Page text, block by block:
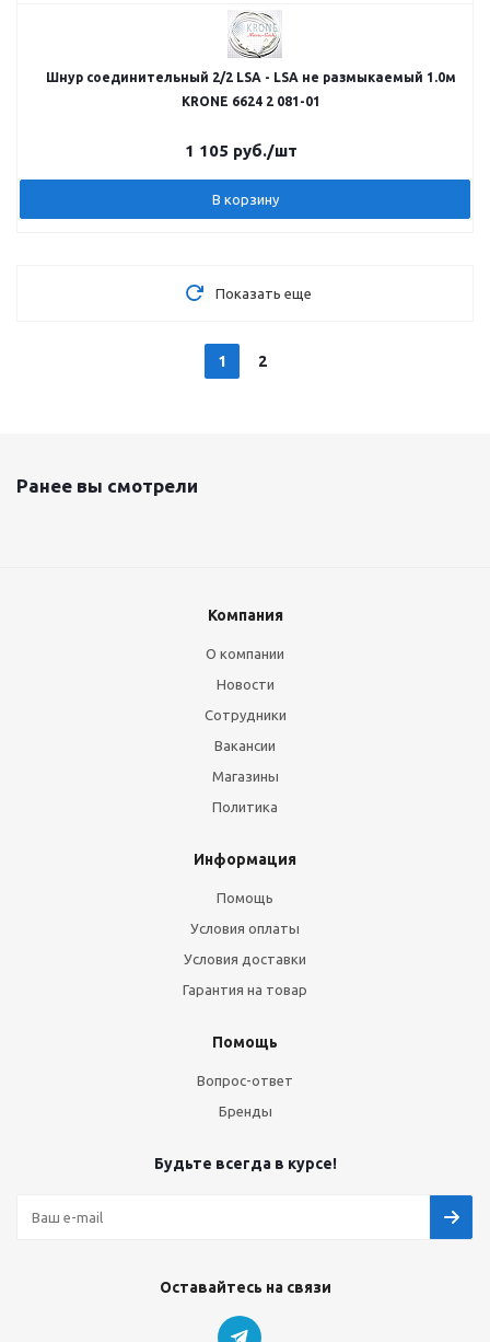
Шнур соединительный 2/2 LSA - LSA не размыкаемый 1.0м
KRONE 6624 2 081-01
1 105 руб./шт
В корзину
Показать еще
1 2
Ранее вы смотрели
Компания
О компании
Новости
Сотрудники
Вакансии
Магазины
Политика
Информация
Помощь
Условия оплаты
Условия доставки
Гарантия на товар
Помощь
Вопрос-ответ
Бренды
Будьте всегда в курсе!
Оставайтесь на связи